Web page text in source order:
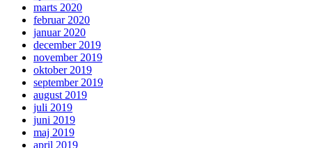
marts 2020
februar 2020
januar 2020
december 2019
november 2019
oktober 2019
september 2019
august 2019
juli 2019
juni 2019
maj 2019
april 2019